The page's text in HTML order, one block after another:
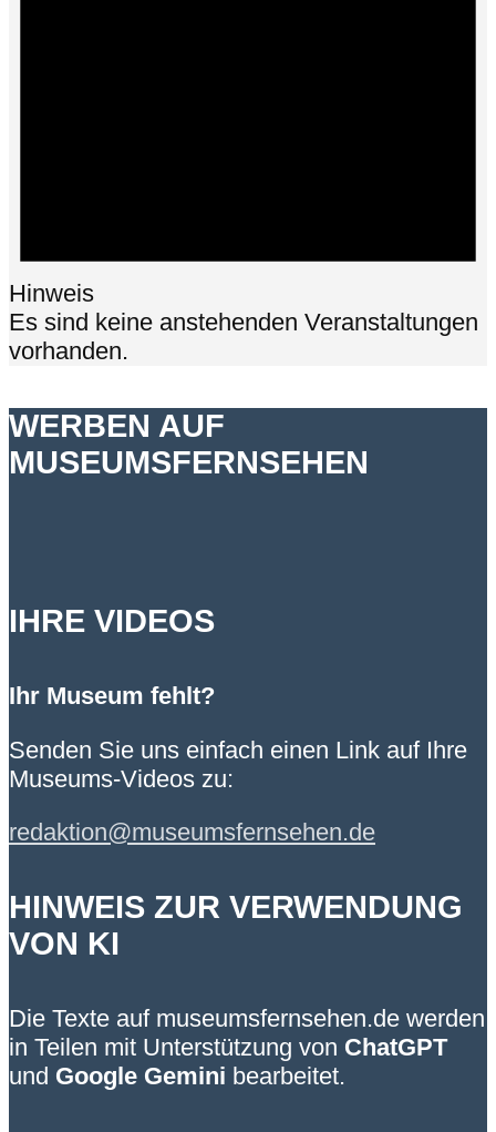
Hinweis
Es sind keine anstehenden Veranstaltungen
vorhanden.
WERBEN AUF
MUSEUMSFERNSEHEN
IHRE VIDEOS
Ihr Museum fehlt?
Senden Sie uns einfach einen Link auf Ihre
Museums-Videos zu:
redaktion@museumsfernsehen.de
HINWEIS ZUR VERWENDUNG
VON KI
Die Texte auf museumsfernsehen.de werden
in Teilen mit Unterstützung von ChatGPT
und Google Gemini bearbeitet.